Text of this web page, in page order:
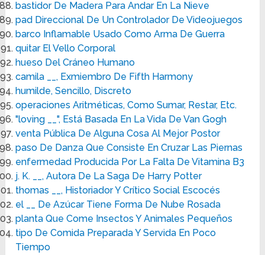
bastidor De Madera Para Andar En La Nieve
pad Direccional De Un Controlador De Videojuegos
barco Inflamable Usado Como Arma De Guerra
quitar El Vello Corporal
hueso Del Cráneo Humano
camila __, Exmiembro De Fifth Harmony
humilde, Sencillo, Discreto
operaciones Aritméticas, Como Sumar, Restar, Etc.
"loving __", Está Basada En La Vida De Van Gogh
venta Pública De Alguna Cosa Al Mejor Postor
paso De Danza Que Consiste En Cruzar Las Piernas
enfermedad Producida Por La Falta De Vitamina B3
j. K. __, Autora De La Saga De Harry Potter
thomas __, Historiador Y Crítico Social Escocés
el __ De Azúcar Tiene Forma De Nube Rosada
planta Que Come Insectos Y Animales Pequeños
tipo De Comida Preparada Y Servida En Poco
Tiempo